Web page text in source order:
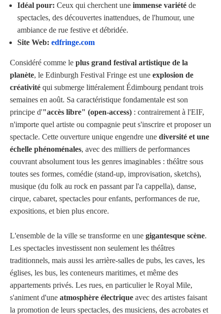
Idéal pour: Ceux qui cherchent une immense variété de
spectacles, des découvertes inattendues, de l'humour, une
ambiance de rue festive et débridée.
Site Web: edfringe.com
Considéré comme le plus grand festival artistique de la
planète, le Edinburgh Festival Fringe est une explosion de
créativité qui submerge littéralement Édimbourg pendant trois
semaines en août. Sa caractéristique fondamentale est son
principe d'"accès libre" (open-access) : contrairement à l'EIF,
n'importe quel artiste ou compagnie peut s'inscrire et proposer un
spectacle. Cette ouverture unique engendre une diversité et une
échelle phénoménales, avec des milliers de performances
couvrant absolument tous les genres imaginables : théâtre sous
toutes ses formes, comédie (stand-up, improvisation, sketchs),
musique (du folk au rock en passant par l'a cappella), danse,
cirque, cabaret, spectacles pour enfants, performances de rue,
expositions, et bien plus encore.
L'ensemble de la ville se transforme en une gigantesque scène.
Les spectacles investissent non seulement les théâtres
traditionnels, mais aussi les arrière-salles de pubs, les caves, les
églises, les bus, les conteneurs maritimes, et même des
appartements privés. Les rues, en particulier le Royal Mile,
s'animent d'une atmosphère électrique avec des artistes faisant
la promotion de leurs spectacles, des musiciens, des acrobates et